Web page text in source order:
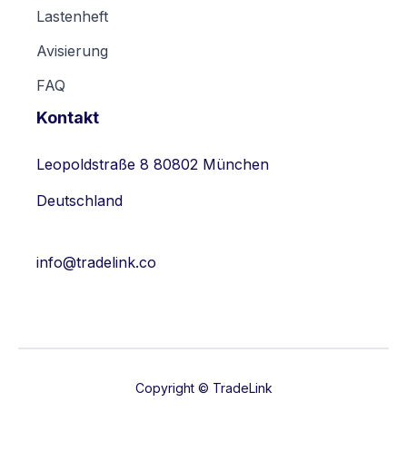
Lastenheft
Avisierung
FAQ
Kontakt
Leopoldstraße 8 80802 München
Deutschland
info@tradelink.co
Copyright © TradeLink